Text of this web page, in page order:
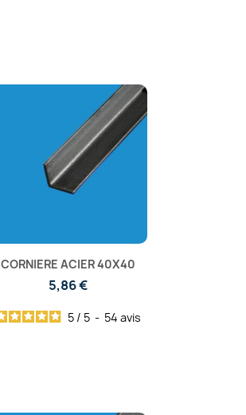
CORNIERE ACIER 40X40
5,86 €
5 / 5 - 54 avis